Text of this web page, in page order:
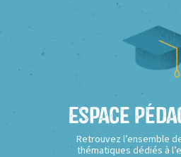
Espace
Retrouvez l’ensemble
thématiques dédiés à